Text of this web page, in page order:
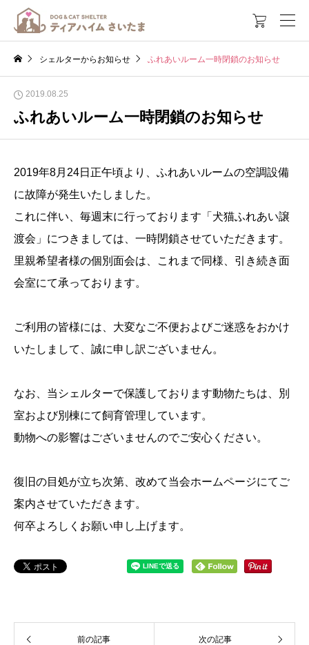

シェルターからお知らせ ふれあいルーム一時閉鎖のお知らせ
2019.08.25
ふれあいルーム一時閉鎖のお知らせ
2019年8月24日正午頃より、ふれあいルームの空調設備
に故障が発生いたしました。
これに伴い、毎週末に行っております「犬猫ふれあい譲
渡会」につきましては、一時閉鎖させていただきます。
里親希望者様の個別面会は、これまで同様、引き続き面
会室にて承っております。
ご利用の皆様には、大変なご不便およびご迷惑をおかけ
いたしまして、誠に申し訳ございません。
なお、当シェルターで保護しております動物たちは、別
室および別棟にて飼育管理しています。
動物への影響はございませんのでご安心ください。
復旧の目処が立ち次第、改めて当会ホームページにてご
案内させていただきます。
何卒よろしくお願い申し上げます。
前の記事 次の記事